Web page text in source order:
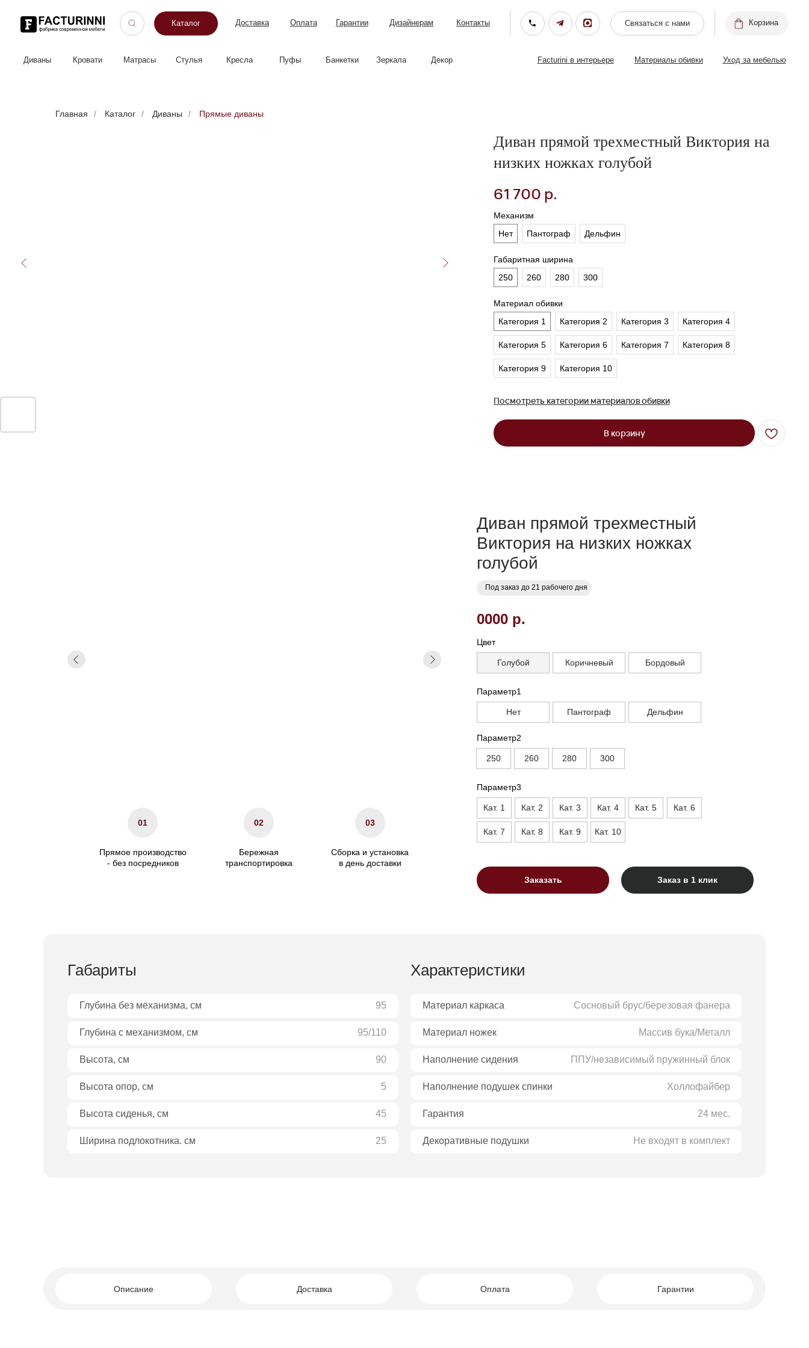
Доставка Оплата Контакты
Дизайнерам
Гарантии Связаться с нами
Каталог Корзина
Главная / Каталог / Диваны / Прямые диваны
Диван прямой трехместный Виктория на
низких ножках голубой
61 700 р.
Механизм
Нет
Пантограф Дельфин
Габаритная ширина
250
260 280 300
Материал обивки
Категория 1
Категория 2 Категория 3 Категория 4
Категория 5 Категория 6 Категория 7 Категория 8
Категория 9 Категория 10
Посмотреть категории материалов обивки
В корзину
0000 р.
Диван прямой трехместный
Виктория на низких ножках
голубой
Заказ в 1 клик
Заказать
Параметр3
Параметр1
Цвет
Бордовый
Кат. 10
Кат. 6
Кат. 9
Кат. 8
Кат. 7
Кат. 5
Кат. 4
Кат. 3
Кат. 2
Кат. 1
300
280
260
250
Дельфин
Пантограф
Нет
Параметр2
Коричневый
Голубой
Под заказ до 21 рабочего дня
03
Сборка и установка
в день доставки
02
Бережная
транспортировка
01
Прямое производство
- без посредников
Габариты
Глубина без механизма, см 95
Глубина с механизмом, см 95/110
Высота, см 90
Высота опор, см 5
Высота сиденья, см
Ширина подлокотника. см
45
25
Характеристики
Материал каркаса Сосновый брус/березовая фанера
Материал ножек Массив бука/Металл
Наполнение сидения ППУ/независимый пружинный блок
Наполнение подушек спинки Холлофайбер
Гарантия
Декоративные подушки
24 мес.
Не входят в комплект
Оплата Гарантии
Описание Доставка